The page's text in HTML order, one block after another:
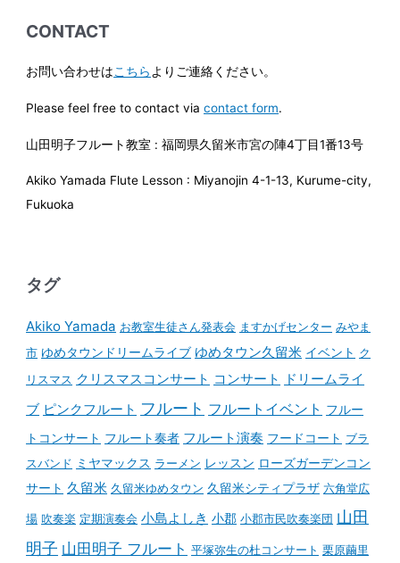
CONTACT
お問い合わせはこちらよりご連絡ください。
Please feel free to contact viacontact form.
山田明子フルート教室 : 福岡県久留米市宮の陣4丁目1番13号
Akiko Yamada Flute Lesson : Miyanojin 4-1-13, Kurume-city,
Fukuoka
タグ
Akiko Yamada お教室生徒さん発表会 ますかげセンター みやま
市 ゆめタウンドリームライブ ゆめタウン久留米 イベント ク
リスマス クリスマスコンサート コンサート
ドリームライ
ブ ピンクフルート フルート フルートイベント フルー
トコンサート フルート奏者 フルート演奏 フードコート ブラ
スバンド ミヤマックス ラーメン レッスン ローズガーデンコン
サート 久留米 久留米ゆめタウン 久留米シティプラザ 六角堂広
場 吹奏楽 定期演奏会 小島よしき 小郡 小郡市民吹奏楽団 山田
明子 山田明子 フルート 平塚弥生の杜コンサート 栗原繭里